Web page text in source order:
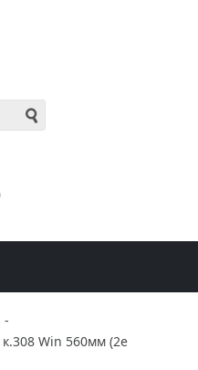
-
Win 560мм (2е